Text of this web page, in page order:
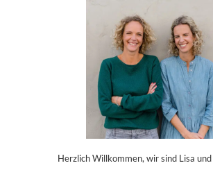
Herzlich Willkommen, wir sind Lisa